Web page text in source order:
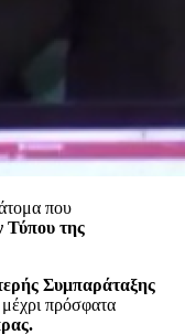
που
της
Συμπαράταξης
πρόσφατα